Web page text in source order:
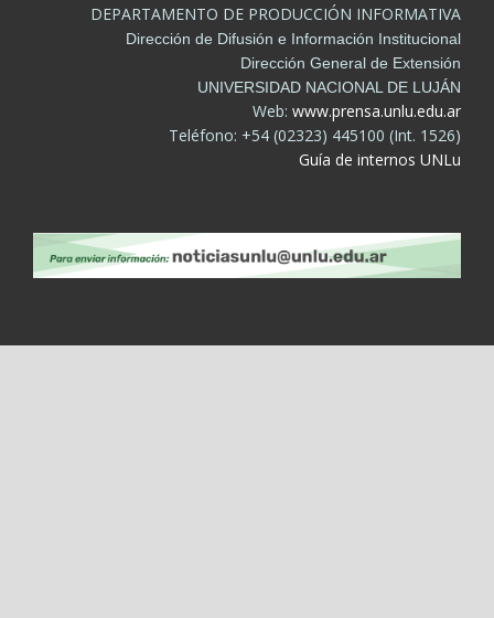
DEPARTAMENTO DE PRODUCCIÓN INFORMATIVA
Dirección de Difusión e Información Institucional
Dirección General de Extensión
UNIVERSIDAD NACIONAL DE LUJÁN
Web: www.prensa.unlu.edu.ar
Teléfono: +54 (02323) 445100 (Int. 1526)
Guía de internos UNLu